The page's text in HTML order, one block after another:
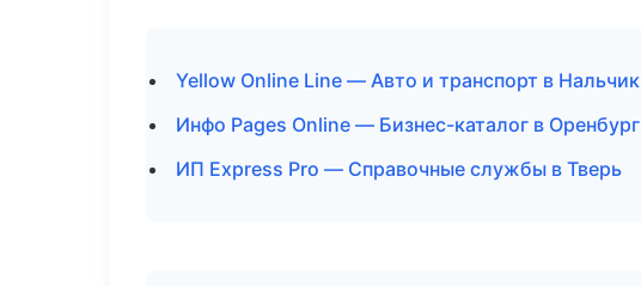
Yellow Online Line — Авто и транспорт в Нальчик
Инфо Pages Online — Бизнес-каталог в Оренбург
ИП Express Pro — Справочные службы в Тверь